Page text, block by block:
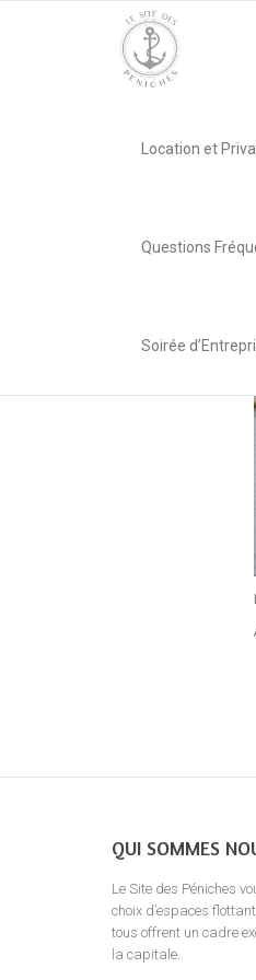
Location et
Questions
Soirée
2018
QUI SOMMES
Le Site des Péniches
choix d’espaces
tous offrent un cadre
la capitale.